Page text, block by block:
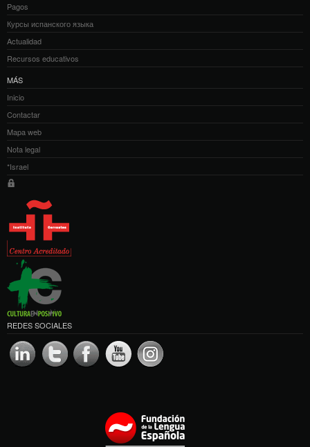
Pagos
Курсы испанского языка
Actualidad
Recursos educativos
MÁS
Inicio
Contactar
Mapa web
Nota legal
*Israel
REDES SOCIALES